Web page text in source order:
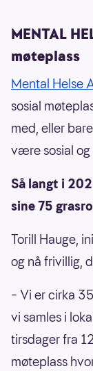
MENTAL
møteplass
Mental Helse
sosial
med, eller
være sosial
Så langt i
sine 75
Torill Hauge,
og nå frivillig,
– Vi er cirka
vi samles i
tirsdager fra
møteplass